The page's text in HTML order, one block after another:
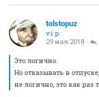
tolstopuz
v.i.p.
29 мая 2018
Это логично.
Но отказывать в
не логично, это как раз